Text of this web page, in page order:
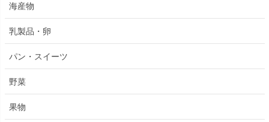
海産物
乳製品・卵
パン・スイーツ
野菜
果物